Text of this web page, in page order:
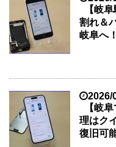
【岐
割れ＆
岐阜へ！
2026/
【岐
理はク
復旧可